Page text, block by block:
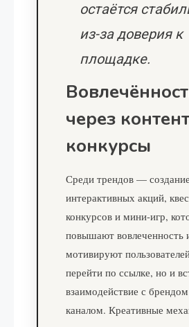
остаётся
из-за доверия к
площадке.
через
конкурсы
Среди трендов — создание
интерактивных акций,
конкурсов и мини-игр,
повышают вовлеченность
мотивируют
перейти по ссылке, но и
взаимодействие с
каналом. Креативные